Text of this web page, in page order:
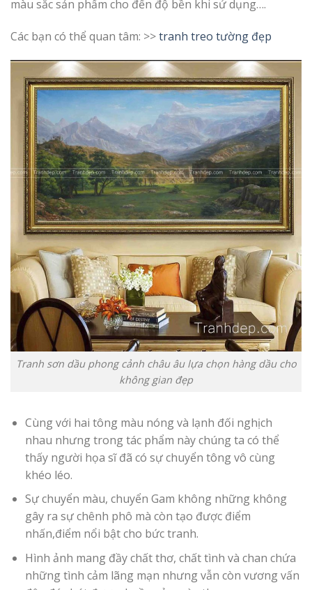
màu sắc sản phẩm cho đến độ bền khi sử dụng….
Các bạn có thể quan tâm: >>tranh treo tường đẹp
Tranh sơn dầu phong cảnh châu âu lựa chọn hàng dầu cho
không gian đẹp
Cùng với hai tông màu nóng và lạnh đối nghịch
nhau nhưng trong tác phẩm này chúng ta có thể
thấy người họa sĩ đã có sự chuyển tông vô cùng
khéo léo.
Sự chuyển màu, chuyển Gam không những không
gây ra sự chênh phô mà còn tạo được điểm
nhấn,điểm nổi bật cho bức tranh.
Hình ảnh mang đầy chất thơ, chất tình và chan chứa
những tình cảm lãng mạn nhưng vẫn còn vương vấn